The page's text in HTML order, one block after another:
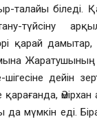
талайы біледі.
тану-түйсіну
қарай дамытар,
Жаратушының
дейін
қарағанда,
мүмкін еді.